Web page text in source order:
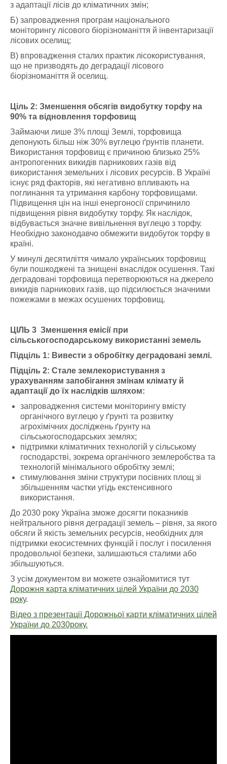
з адаптації лісів до кліматичних змін;
Б) запровадження програм національного
моніторингу лісового біорізноманіття й інвентаризації
лісових оселищ;
В) впровадження сталих практик лісокористування,
що не призводять до деградації лісового
біорізноманіття й оселищ.
Ціль 2: Зменшення обсягів видобутку торфу на
90% та відновлення торфовищ
Займаючи лише 3% площі Землі, торфовища
депонують більш ніж 30% вуглецю ґрунтів планети.
Використання торфовищ є причиною близько 25%
антропогенних викидів парникових газів від
використання земельних і лісових ресурсів. В Україні
існує ряд факторів, які негативно впливають на
поглинання та утримання карбону торфовищами.
Підвищення цін на інші енергоносії спричинило
підвищення рівня видобутку торфу. Як наслідок,
відбувається значне вивільнення вуглецю з торфу.
Необхідно законодавчо обмежити видобуток торфу в
країні.
У минулі десятиліття чимало українських торфовищ
були пошкоджені та знищені внаслідок осушення. Такі
деградовані торфовища перетворюються на джерело
викидів парникових газів, що підсилюється значними
пожежами в межах осушених торфовищ.
ЦІЛЬ 3 Зменшення емісії при
сільськогосподарському використанні земель
Підціль 1: Вивести з обробітку деградовані землі.
Підціль 2: Стале землекористування з
урахуванням запобігання змінам клімату й
адаптації до їх наслідків шляхом:
запровадження системи моніторингу вмісту
органічного вуглецю у ґрунті та розвитку
агрохімічних досліджень ґрунту на
сільськогосподарських землях;
підтримки кліматичних технологій у сільському
господарстві, зокрема органічного землеробства та
технологій мінімального обробітку землі;
стимулювання зміни структури посівних площ зі
збільшенням частки угідь екстенсивного
використання.
До 2030 року Україна зможе досягти показників
нейтрального рівня деградації земель – рівня, за якого
обсяги й якість земельних ресурсів, необхідних для
підтримки екосистемних функцій і послуг і посилення
продовольчої безпеки, залишаються сталими або
збільшуються.
З усім документом ви можете ознайомитися тут
Дорожня карта кліматичних цілей України до 2030
року.
Відео з презентації Дорожньої карти кліматичних цілей
України до 2030року.